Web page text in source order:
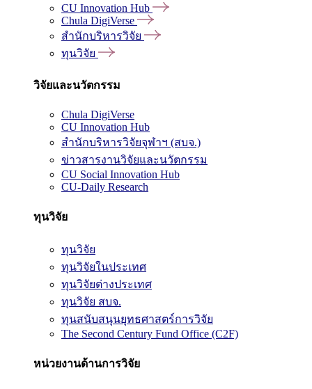
CU Innovation Hub
Chula DigiVerse
สำนักบริหารวิจัย
ทุนวิจัย
วิจัยและนวัตกรรม
Chula DigiVerse
CU Innovation Hub
สำนักบริหารวิจัยจุฬาฯ (สบจ.)
ข่าวสารงานวิจัยและนวัตกรรม
CU Social Innovation Hub
CU-Daily Research
ทุนวิจัย
ทุนวิจัย
ทุนวิจัยในประเทศ
ทุนวิจัยต่างประเทศ
ทุนวิจัย สบจ.
ทุนสนับสนุนยุทธศาสตร์การวิจัย
The Second Century Fund Office (C2F)
หน่วยงานด้านการวิจัย